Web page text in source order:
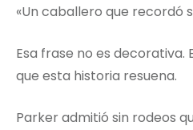
«Un caballero que recordó
Esa frase no es
que esta historia resuena.
Parker admitió sin rodeos